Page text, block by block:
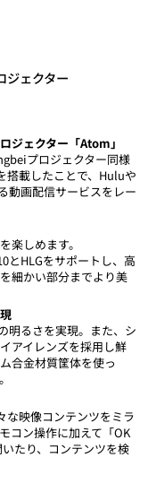
ジェクター
ジェクター「Atom」
プロジェクター同様
搭載したことで、Huluや
動画配信サービスをレー
楽しめます。
とHLGをサポートし、高
細かい部分までより美
明るさを実現。また、シ
アイレンズを採用し鮮
合金材質筐体を使っ
映像コンテンツをミラ
コン操作に加えて「OK
たり、コンテンツを検